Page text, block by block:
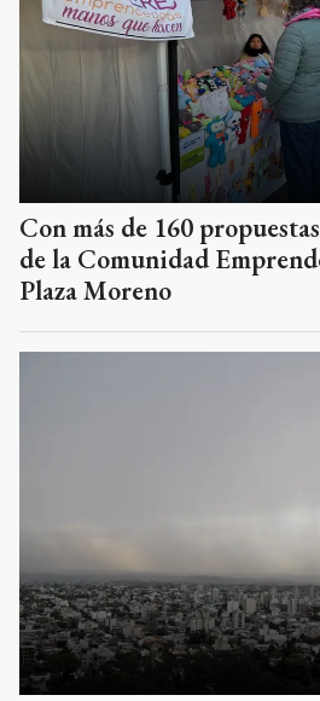
Con más de 160
de la Comunidad
Plaza Moreno